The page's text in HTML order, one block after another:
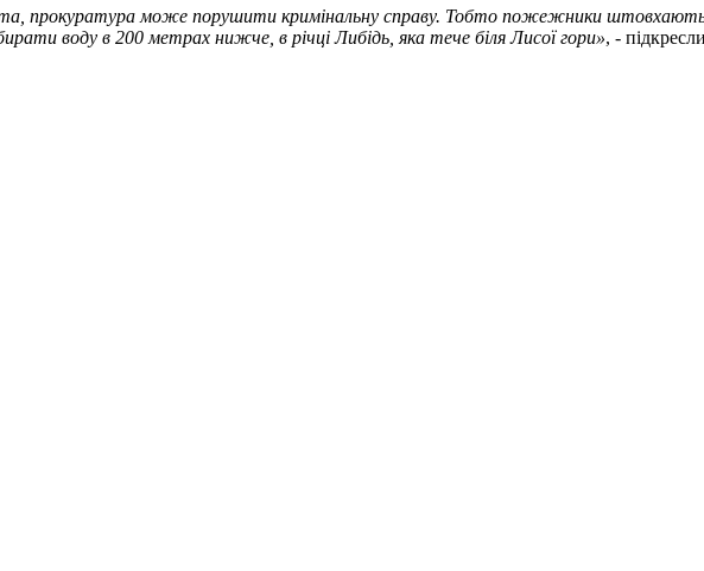
прокуратура може порушити кримінальну справу. Тобто пожежники штовхають
воду в 200 метрах нижче, в річці Либідь, яка тече біля Лисої гори», -